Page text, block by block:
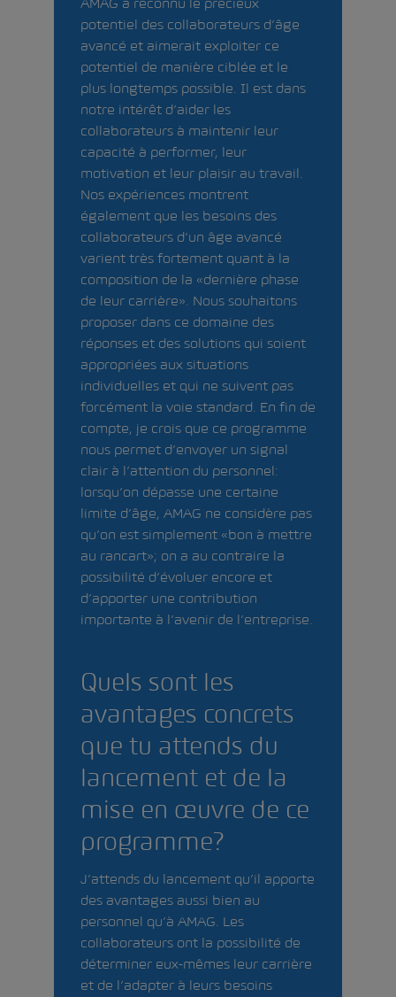
potentiel des collaborateurs d’âge
avancé et aimerait exploiter ce
potentiel de manière ciblée et le
plus longtemps possible. Il est dans
notre intérêt d’aider les
collaborateurs à maintenir leur
capacité à performer, leur
motivation et leur plaisir au travail.
Nos expériences montrent
également que les besoins des
collaborateurs d’un âge avancé
varient très fortement quant à la
composition de la «dernière phase
de leur carrière». Nous souhaitons
proposer dans ce domaine des
réponses et des solutions qui soient
appropriées aux situations
individuelles et qui ne suivent pas
forcément la voie standard. En fin de
compte, je crois que ce programme
nous permet d’envoyer un signal
clair à l’attention du personnel:
lorsqu’on dépasse une certaine
limite d’âge, AMAG ne considère pas
qu’on est simplement «bon à mettre
au rancart»; on a au contraire la
possibilité d’évoluer encore et
d’apporter une contribution
importante à l’avenir de l’entreprise.
Quels sont les
avantages concrets
que tu attends du
lancement et de la
mise en œuvre de ce
programme?
J’attends du lancement qu’il apporte
des avantages aussi bien au
personnel qu’à AMAG. Les
collaborateurs ont la possibilité de
déterminer eux-mêmes leur carrière
et de l’adapter à leurs besoins